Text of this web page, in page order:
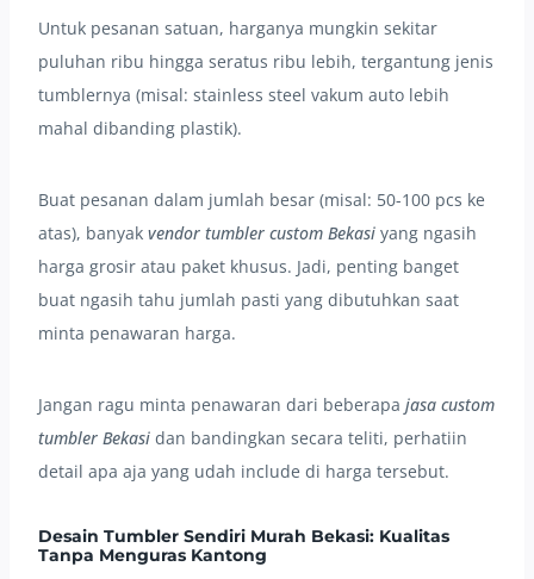
Untuk pesanan satuan, harganya mungkin sekitar
puluhan ribu hingga seratus ribu lebih, tergantung jenis
tumblernya (misal: stainless steel vakum auto lebih
mahal dibanding plastik).
Buat pesanan dalam jumlah besar (misal: 50-100 pcs ke
atas), banyak vendor tumbler custom Bekasi yang ngasih
harga grosir atau paket khusus. Jadi, penting banget
buat ngasih tahu jumlah pasti yang dibutuhkan saat
minta penawaran harga.
Jangan ragu minta penawaran dari beberapa jasa custom
tumbler Bekasi dan bandingkan secara teliti, perhatiin
detail apa aja yang udah include di harga tersebut.
Desain Tumbler Sendiri Murah Bekasi: Kualitas
Tanpa Menguras Kantong